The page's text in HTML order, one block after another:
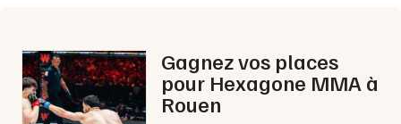
Sorties & loisirs
Ce week-end dans l' Eure
Gagnez vos places
pour Hexagone MMA à
Rouen